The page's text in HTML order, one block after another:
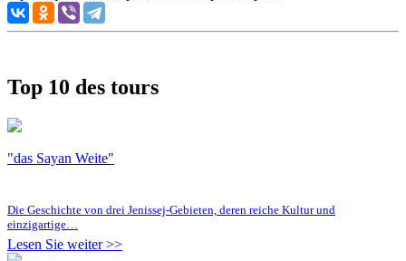
Top 10 des tours
"das Sayan Weite"
Die Geschichte von drei Jenissej-Gebieten, deren reiche Kultur und
einzigartige…
Lesen Sie weiter >>